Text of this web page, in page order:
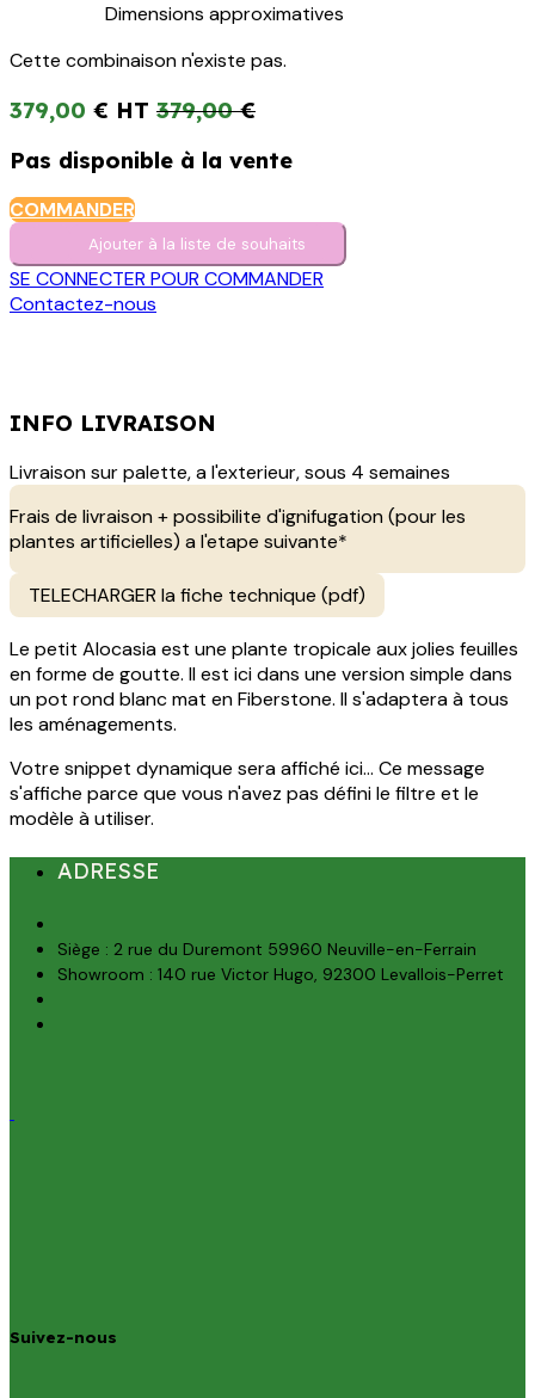
Dimensions approximatives
Cette combinaison n'existe pas.
379,00 € 379,00€
Pas disponible à la vente
COMMANDER
Ajouter à la liste de s​o​uh​aits
SE CONNECTER POUR COMMANDER
Contactez-nous
INFO LIVRAISON
Livraison sur palette, a l'exterieur, sous 4 semaines
Frais de livraison + possibilite d'ignifugation (pour les
plantes artificielles) a l'etape suivante*
TELECHARGER la fiche technique (pdf)
Le petit Alocasia est une plante tropicale aux jolies feuilles
en forme de goutte. Il est ici dans une version simple dans
un pot rond blanc mat en Fiberstone. Il s'adaptera à tous
les aménagements.
Votre snippet dynamique sera affiché ici... Ce message
s'affiche parce que vous n'avez pas défini le filtre et le
modèle à utiliser.
ADRESSE
Siège : 2 rue du Duremont 59960 Neuville-en-Ferrain
Showroom : 140 rue Victor Hugo, 92300 Levallois-Perret
Suivez-nous